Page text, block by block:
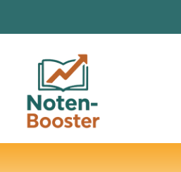
Angebote